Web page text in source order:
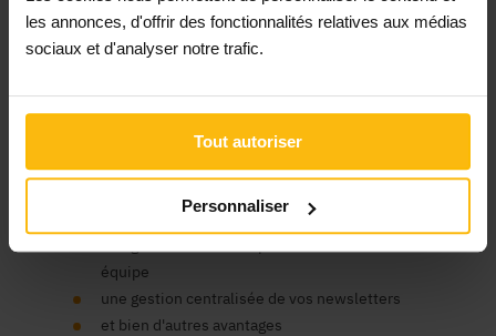
les annonces, d'offrir des fonctionnalités relatives aux médias
sociaux et d'analyser notre trafic.
Tout autoriser
Personnaliser
Un compte organisme est nécessaire pour bénéficier au nom
de votre ASBL des avantages de la plateforme MonASBL.be :
consulter le contenu de nos fiches infos et bénéficier du
association, publier des annonces, consulter notre contenu
de formation en ligne, bénéficier d'un support expert, etc.
un seul compte pour tous nos sites
équipe
une gestion centralisée de vos newsletters
et bien d'autres avantages